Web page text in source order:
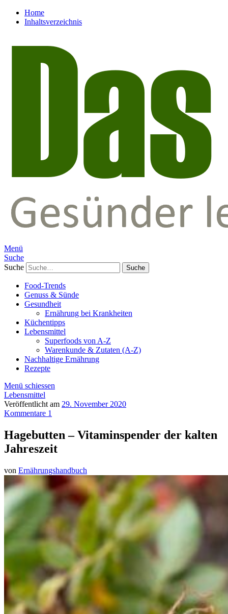
Home
Inhaltsverzeichnis
Menü
Suche
Suche
Food-Trends
Genuss & Sünde
Gesundheit
Ernährung bei Krankheiten
Küchentipps
Lebensmittel
Superfoods von A-Z
Warenkunde & Zutaten (A-Z)
Nachhaltige Ernährung
Rezepte
Menü schiessen
Lebensmittel
Veröffentlicht am 29. November 2020
Kommentare 1
Hagebutten – Vitaminspender der kalten
Jahreszeit
von Ernährungshandbuch